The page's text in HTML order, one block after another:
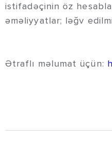
istifadəçinin öz
əməliyyatlar; ləğv
Ətraflı məlumat üçün: